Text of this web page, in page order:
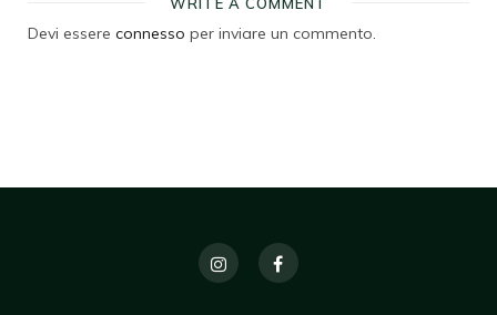
Devi essere connesso per inviare un commento.